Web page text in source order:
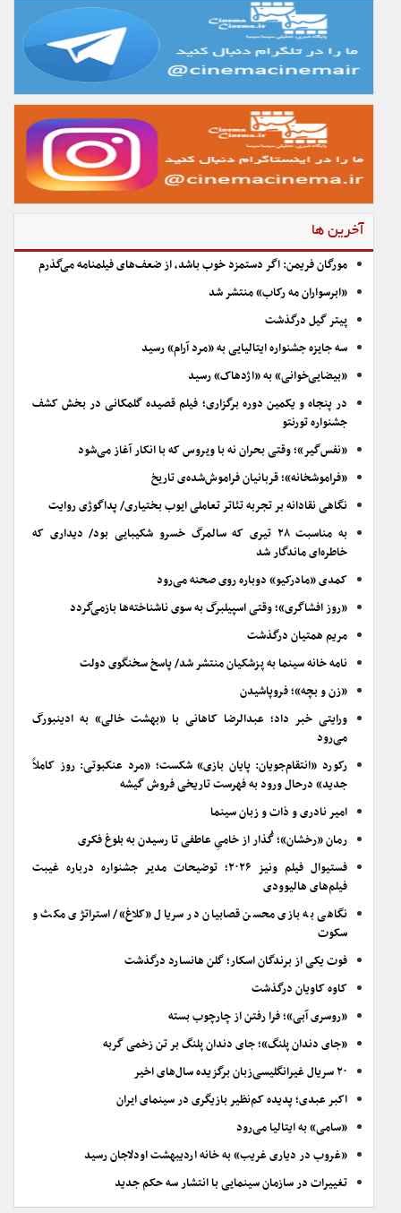
آخرین ها
مورگان فریمن: اگر دستمزد خوب باشد، از ضعف‌های فیلمنامه می‌گذرم
«ابرسواران مه رکاب» منتشر شد
پیتر گیل درگذشت
سه جایزه جشنواره ایتالیایی به «مرد آرام» رسید
«بیضایی‌خوانی» به «اژدهاک» رسید
در پنجاه و یکمین دوره برگزاری؛ فیلم قصیده گلمکانی در بخش کشف
جشنواره تورنتو
«نفس‌گیر»؛ وقتی بحران نه با ویروس که با انکار آغاز می‌شود
«فراموشخانه»؛ قربانیان فراموش‌شده‌ی تاریخ
نگاهی نقادانه بر تجربه تئاتر تعاملی ایوب بختیاری/ پداگوژی روایت
به مناسبت ۲۸ تیری که سالمرگ خسرو شکیبایی بود/ دیداری که
خاطره‌ای ماندگار شد
کمدی «مادرکیو» دوباره روی صحنه می‌رود
«روز افشاگری»؛ وقتی اسپیلبرگ به سوی ناشناخته‌ها بازمی‌گردد
مریم همتیان درگذشت
نامه خانه سینما به پزشکیان منتشر شد/ پاسخ سخنگوی دولت
«زن و بچه»؛ فروپاشیدن
ورایتی خبر داد؛ عبدالرضا کاهانی با «بهشت خالی» به ادینبورگ
می‌رود
رکورد «انتقام‌جویان: پایان بازی» شکست؛ «مرد عنکبوتی: روز کاملاً
جدید» درحال ورود به فهرست تاریخی فروش گیشه
امیر نادری و ذات و زبان سینما
رمان «رخشان»؛ گُذار از خامیِ عاطفی تا رسیدن به بلوغ فکری
فستیوال فیلم ونیز ۲۰۲۶؛ توضیحات مدیر جشنواره درباره غیبت
فیلم‌های هالیوودی
نگاهی به بازی محسن قصابیان در سریال «کلاغ»/ استراتژی مکث و
سکوت
فوت یکی از برندگان اسکار؛ گلن هانسارد درگذشت
کاوه کاویان درگذشت
«روسری آبی»؛ فرا رفتن از چارچوب بسته
«جای دندان پلنگ»؛ جای دندان پلنگ بر تن زخمی گربه
۲۰ سریال غیرانگلیسی‌زبان برگزیده سال‌های اخیر
اکبر عبدی؛ پدیده کم‌نظیر بازیگری در سینمای ایران
«سامی» به ایتالیا می‌رود
«غروب در دیاری غریب» به خانه اردیبهشت اودلاجان رسید
تغییرات در سازمان سینمایی با انتشار سه حکم جدید